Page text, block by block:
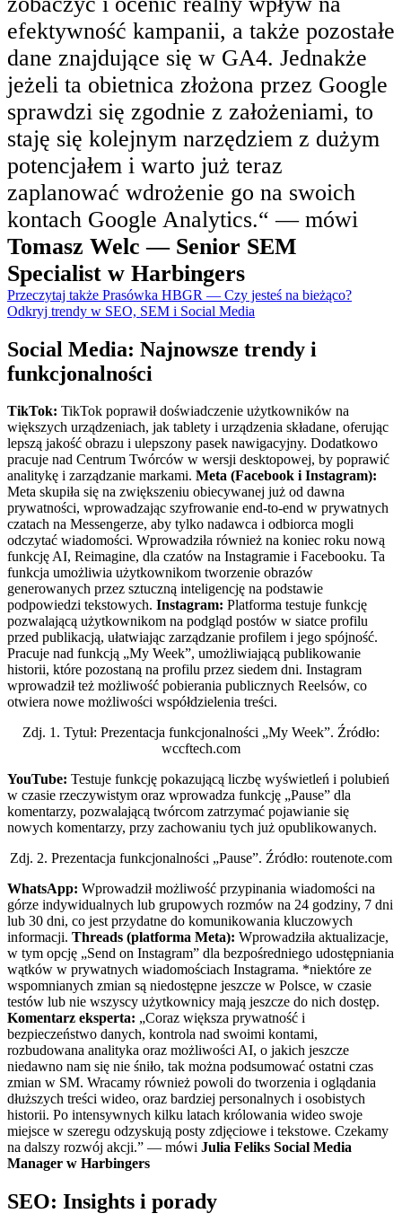
efektywność kampanii, a także pozostałe
dane znajdujące się w GA4. Jednakże
jeżeli ta obietnica złożona przez Google
sprawdzi się zgodnie z założeniami, to
staję się kolejnym narzędziem z dużym
potencjałem i warto już teraz
zaplanować wdrożenie go na swoich
kontach Google Analytics.“ — mówi
Tomasz Welc — Senior SEM
Specialist w Harbingers
Przeczytaj także Prasówka HBGR — Czy jesteś na bieżąco?
Odkryj trendy w SEO, SEM i Social Media
Social Media: Najnowsze trendy i
funkcjonalności
TikTok: TikTok poprawił doświadczenie użytkowników na
większych urządzeniach, jak tablety i urządzenia składane, oferując
lepszą jakość obrazu i ulepszony pasek nawigacyjny. Dodatkowo
pracuje nad Centrum Twórców w wersji desktopowej, by poprawić
analitykę i zarządzanie markami. Meta (Facebook i Instagram):
Meta skupiła się na zwiększeniu obiecywanej już od dawna
prywatności, wprowadzając szyfrowanie end-to-end w prywatnych
czatach na Messengerze, aby tylko nadawca i odbiorca mogli
odczytać wiadomości. Wprowadziła również na koniec roku nową
funkcję AI, Reimagine, dla czatów na Instagramie i Facebooku. Ta
funkcja umożliwia użytkownikom tworzenie obrazów
generowanych przez sztuczną inteligencję na podstawie
podpowiedzi tekstowych. Instagram: Platforma testuje funkcję
pozwalającą użytkownikom na podgląd postów w siatce profilu
przed publikacją, ułatwiając zarządzanie profilem i jego spójność.
Pracuje nad funkcją „My Week”, umożliwiającą publikowanie
historii, które pozostaną na profilu przez siedem dni. Instagram
wprowadził też możliwość pobierania publicznych Reelsów, co
otwiera nowe możliwości współdzielenia treści.
Zdj. 1. Tytuł: Prezentacja funkcjonalności „My Week”. Źródło:
wccftech.com
YouTube: Testuje funkcję pokazującą liczbę wyświetleń i polubień
w czasie rzeczywistym oraz wprowadza funkcję „Pause” dla
komentarzy, pozwalającą twórcom zatrzymać pojawianie się
nowych komentarzy, przy zachowaniu tych już opublikowanych.
Zdj. 2. Prezentacja funkcjonalności „Pause”. Źródło: routenote.com
WhatsApp: Wprowadził możliwość przypinania wiadomości na
górze indywidualnych lub grupowych rozmów na 24 godziny, 7 dni
lub 30 dni, co jest przydatne do komunikowania kluczowych
informacji. Threads (platforma Meta): Wprowadziła aktualizacje,
w tym opcję „Send on Instagram” dla bezpośredniego udostępniania
wątków w prywatnych wiadomościach Instagrama. *niektóre ze
wspomnianych zmian są niedostępne jeszcze w Polsce, w czasie
testów lub nie wszyscy użytkownicy mają jeszcze do nich dostęp.
Komentarz eksperta: „Coraz większa prywatność i
bezpieczeństwo danych, kontrola nad swoimi kontami,
rozbudowana analityka oraz możliwości AI, o jakich jeszcze
niedawno nam się nie śniło, tak można podsumować ostatni czas
zmian w SM. Wracamy również powoli do tworzenia i oglądania
dłuższych treści wideo, oraz bardziej personalnych i osobistych
historii. Po intensywnych kilku latach królowania wideo swoje
miejsce w szeregu odzyskują posty zdjęciowe i tekstowe. Czekamy
na dalszy rozwój akcji.” — mówi Julia Feliks Social Media
Manager w Harbingers
SEO: Insights i porady